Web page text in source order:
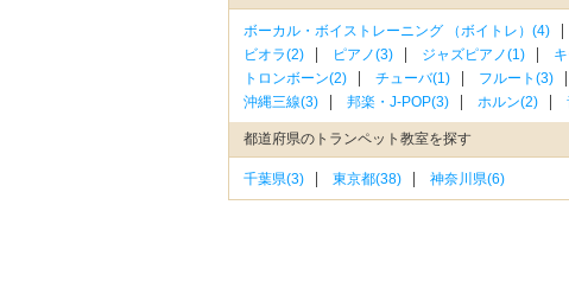
ボーカル・ボイストレーニング （ボイトレ）(4)
ビオラ(2)
ピアノ(3) ジャズピアノ(1)
トロンボーン(2)
チューバ(1) フルート(3)
沖縄三線(3)
邦楽・J-POP(3) ホルン(2)
都道府県のトランペット教室を探す
千葉県(3) 東京都(38) 神奈川県(6)